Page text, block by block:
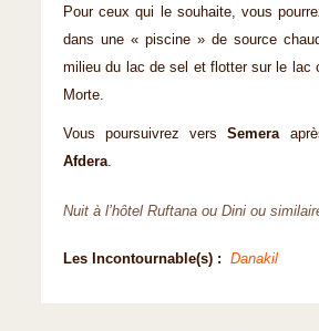
Pour ceux qui le souhaite, vous
dans une « piscine » de source
milieu du lac de sel et flotter sur le lac
Morte.
Vous poursuivrez versSemera
Afdera.
Nuit à l’hôtel Ruftana ou Dini ou
Les Incontournable(s) : Danakil